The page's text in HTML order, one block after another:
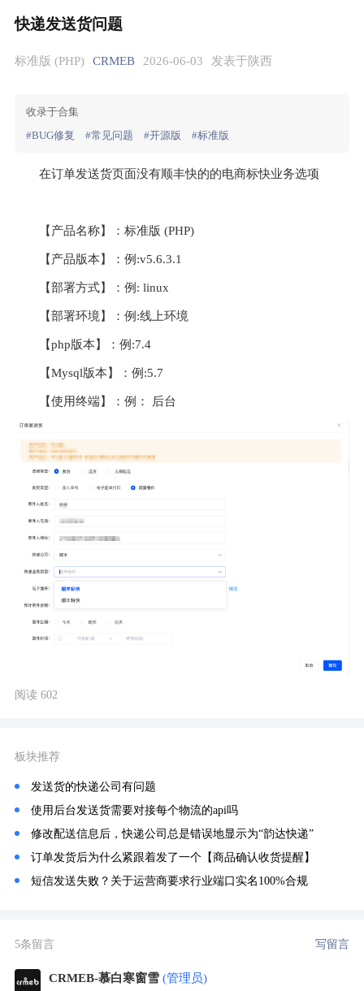
快递发送货问题
标准版 (PHP) CRMEB 2026-06-03 发表于陕西
收录于合集
#BUG修复
#常见问题 #开源版 #标准版
在订单发送货页面没有顺丰快的的电商标快业务选项
【产品名称】：标准版 (PHP)
【产品版本】：例:v5.6.3.1
【部署方式】：例: linux
【部署环境】：例:线上环境
【php版本】：例:7.4
【Mysql版本】：例:5.7
【使用终端】：例： 后台
阅读 602
板块推荐
发送货的快递公司有问题
使用后台发送货需要对接每个物流的api吗
修改配送信息后，快递公司总是错误地显示为“韵达快递”
订单发货后为什么紧跟着发了一个【商品确认收货提醒】
短信发送失败？关于运营商要求行业端口实名100%合规
5条留言 写留言
CRMEB-慕白寒窗雪 (管理员)